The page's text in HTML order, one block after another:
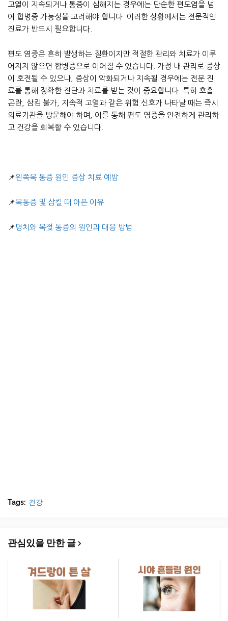
고열이 지속되거나 통증이 심해지는 경우에는 단순한 편도염을 넘
어 합병증 가능성을 고려해야 합니다. 이러한 상황에서는 전문적인
진료가 반드시 필요합니다.
편도 염증은 흔히 발생하는 질환이지만 적절한 관리와 치료가 이루
어지지 않으면 합병증으로 이어질 수 있습니다. 가정 내 관리로 증상
이 호전될 수 있으나, 증상이 악화되거나 지속될 경우에는 전문 진
료를 통해 정확한 진단과 치료를 받는 것이 중요합니다. 특히 호흡
곤란, 삼킴 불가, 지속적 고열과 같은 위험 신호가 나타날 때는 즉시
의료기관을 방문해야 하며, 이를 통해 편도 염증을 안전하게 관리하
고 건강을 회복할 수 있습니다.
📌왼쪽목 통증 원인 증상 치료 예방
📌목통증 및 삼킬 때 아픈 이유
📌 명치와 목젖 통증의 원인과 대응 방법
Tags: 건강
관심있을 만한 글